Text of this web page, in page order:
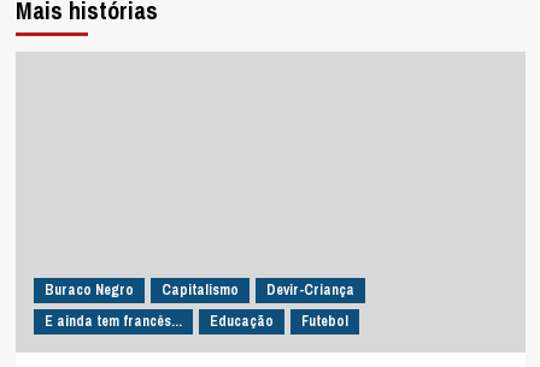
Mais histórias
Buraco Negro Capitalismo
Devir-Criança
E ainda tem francês...
Educação Futebol